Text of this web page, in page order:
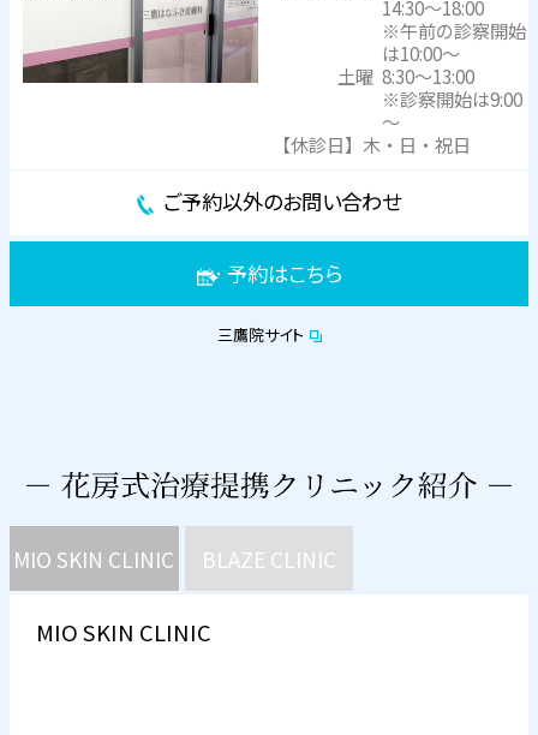
14:30～18:00
※午前の診察開始
は10:00～
土曜 8:30～13:00
※診察開始は9:00
～
【休診日】木・日・祝日
ご予約以外のお問い合わせ
予約はこちら
三鷹院サイト
MIO SKIN CLINIC BLAZE CLINIC
MIO SKIN CLINIC